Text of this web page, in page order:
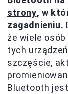
strony, w
zagadnieniu.
że wiele
tych
szczęście,
Bluetooth